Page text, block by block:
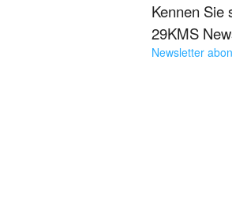
Kennen Sie
29KMS
Newsletter